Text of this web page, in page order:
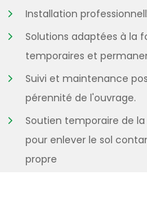
Installation
Solutions adaptées à la
temporaires et
Suivi et maintenance
pérennité de l'ouvrage.
Soutien temporaire de
pour enlever le sol
propre